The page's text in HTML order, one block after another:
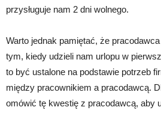
przysługuje nam 2 dni wolnego.
Warto jednak pamiętać, że
tym, kiedy udzieli nam urlopu w
to być ustalone na podstawie potrzeb
między pracownikiem a pracodawcą.
omówić tę kwestię z pracodawcą, aby